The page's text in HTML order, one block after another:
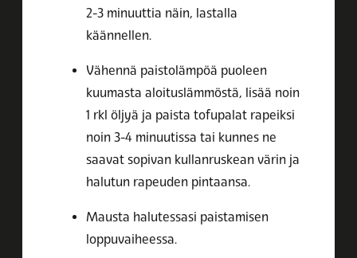
2-3 minuuttia näin, lastalla
käännellen.
Vähennä paistolämpöä puoleen
kuumasta aloituslämmöstä, lisää noin
1 rkl öljyä ja paista tofupalat rapeiksi
noin 3-4 minuutissa tai kunnes ne
saavat sopivan kullanruskean värin ja
halutun rapeuden pintaansa.
Mausta halutessasi paistamisen
loppuvaiheessa.